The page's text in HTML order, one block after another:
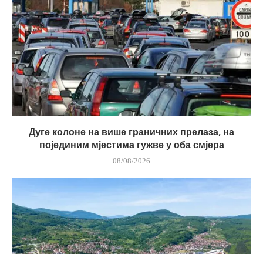
Дуге колоне на више граничних прелаза, на
појединим мјестима гужве у оба смјера
08/08/2026